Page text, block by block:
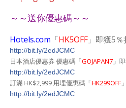
～～送你優惠碼～～
Hotels.com 「HK5OFF」即獲5％
http://bit.ly/2edJCMC
日本酒店優惠券 優惠碼「GOJAPAN7 」
http://bit.ly/2edJCMC
訂滿 HK$2,999 用埋優惠碼「HK299OFF
http://bit.ly/2edJCMC